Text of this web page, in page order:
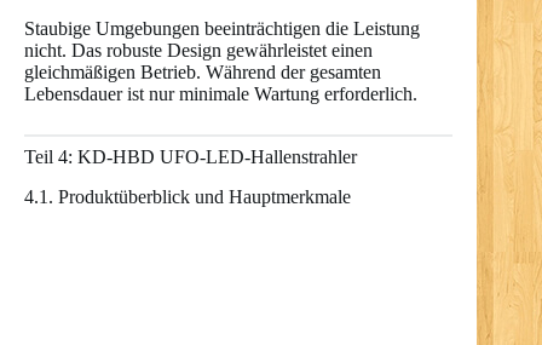
Staubige Umgebungen beeinträchtigen die Leistung
nicht. Das robuste Design gewährleistet einen
gleichmäßigen Betrieb. Während der gesamten
Lebensdauer ist nur minimale Wartung erforderlich.
Teil 4: KD-HBD UFO-LED-Hallenstrahler
4.1. Produktüberblick und Hauptmerkmale